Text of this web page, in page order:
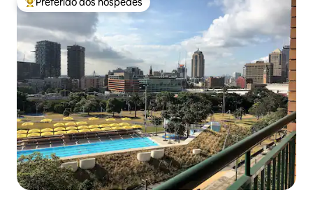
Entre os melhores preferidos dos hóspedes